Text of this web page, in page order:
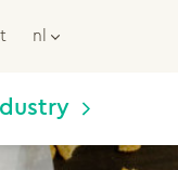
nl